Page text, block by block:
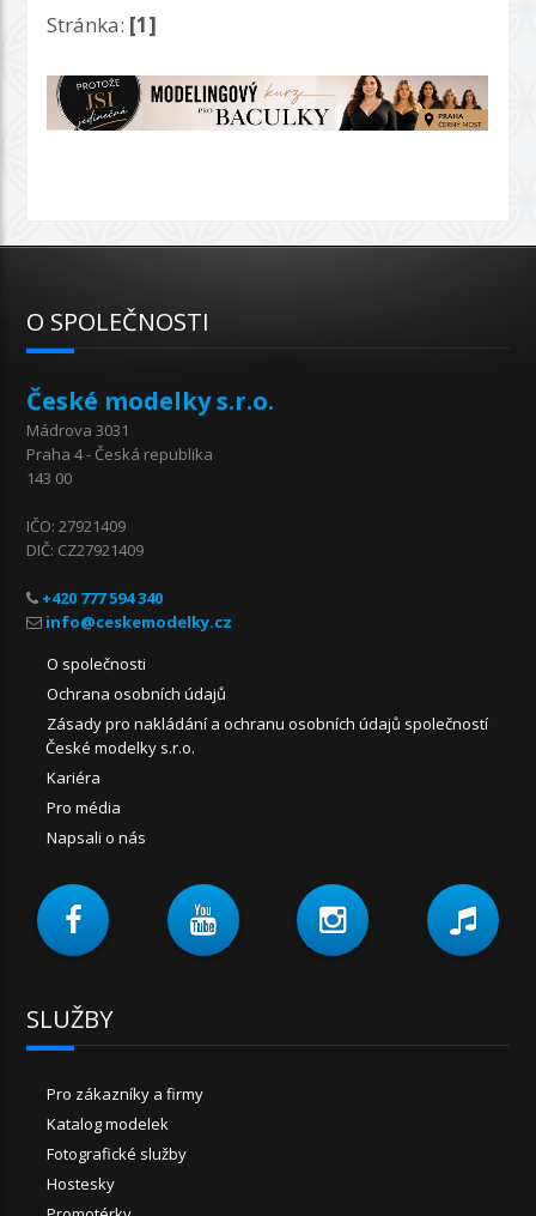
Stránka: [1]
O SPOLEČNOSTI
České modelky s.r.o.
Mádrova 3031
Praha 4 - Česká republika
143 00
IČO: 27921409
DIČ: CZ27921409
+420 777 594 340
O společnosti
Ochrana osobních údajů
Zásady pro nakládání a ochranu osobních údajů společností
České modelky s.r.o.
Kariéra
Pro média
Napsali o nás
SLUŽBY
Pro zákazníky a firmy
Katalog modelek
Fotografické služby
Hostesky